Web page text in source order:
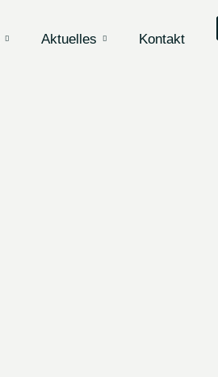
Aktuelles Kontakt